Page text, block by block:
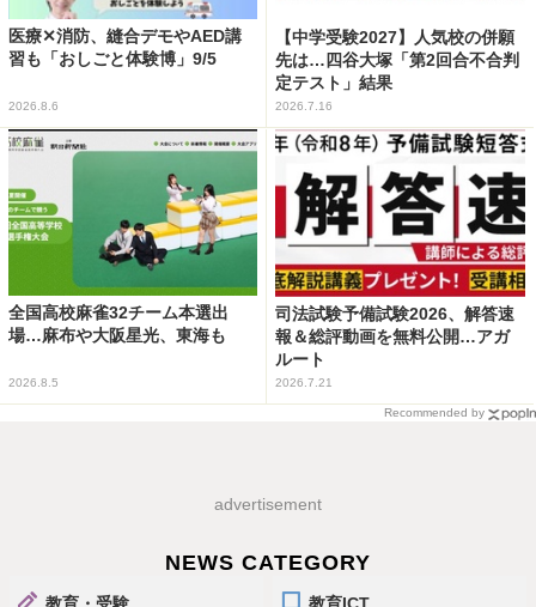
医療✕消防、縫合デモやAED講
習も「おしごと体験博」9/5
2026.8.6
【中学受験2027】人気校の併願
先は…四谷大塚「第2回合不合判
定テスト」結果
2026.7.16
全国高校麻雀32チーム本選出
場…麻布や大阪星光、東海も
2026.8.5
司法試験予備試験2026、解答速
報＆総評動画を無料公開…アガ
ルート
2026.7.21
Recommended by
advertisement
NEWS CATEGORY
教育・受験 教育ICT